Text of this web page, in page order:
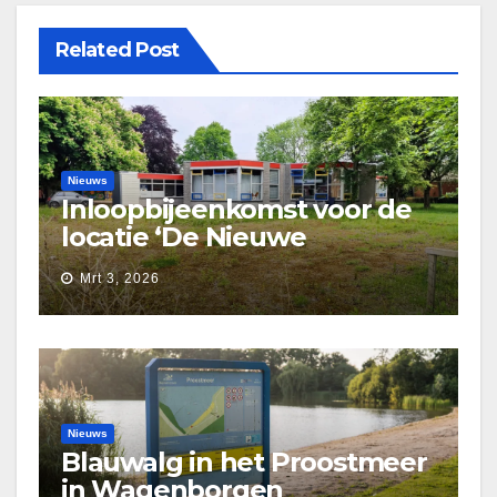
Related Post
Nieuws
Inloopbijeenkomst voor de
locatie ‘De Nieuwe
Waarborg’
Mrt 3, 2026
Nieuws
Blauwalg in het Proostmeer
in Wagenborgen